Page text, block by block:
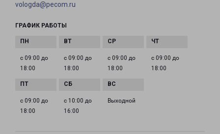
vologda@pecom.ru
ГРАФИК РАБОТЫ
с 09:00 до
18:00
с 09:00 до
18:00
с 09:00 до
18:00
с 09:00 до
18:00
с 09:00 до
18:00
с 10:00 до
16:00
Выходной